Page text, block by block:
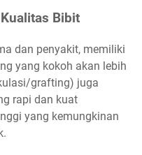
Bibit
dan penyakit, memiliki
yang kokoh akan lebih
grafting) juga
rapi dan kuat
yang kemungkinan